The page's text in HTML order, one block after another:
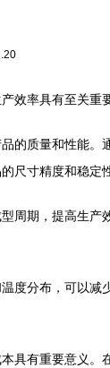
效率具有至关重
的质量和性能。
尺寸精度和稳定性
周期，提高生产
度分布，可以减
具有重要意义。